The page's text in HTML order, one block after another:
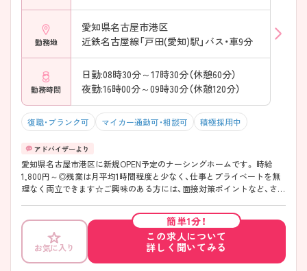
勤務地
愛知県名古屋市港区
近鉄名古屋線「戸田(愛知)駅」バス・車9分
勤務時間
日勤:08時30分～17時30分（休憩60分）
夜勤:16時00分～09時30分（休憩120分）
復職・ブランク可 マイカー通勤可・相談可 積極採用中
愛知県名古屋市港区に新規OPEN予定のナーシングホームです。 時給
1,800円～◎残業は月平均1時間程度と少なく、仕事とプライベートを無
理なく両立できます☆ご興味のある方には、面接対策ポイントなど、さら
お気に入り
簡単1分！
この求人について
詳しく聞いてみる